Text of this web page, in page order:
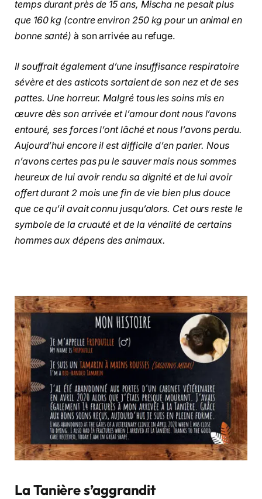
temps durant près de 15 ans, Mischa ne pesait plus
que 160 kg (contre environ 250 kg pour un animal en
bonne santé) à son arrivée au refuge.
Il souffrait également d’une insuffisance respiratoire
sévère et des asticots sortaient de son nez et de ses
pattes. Une horreur. Malgré tous les soins mis en
œuvre dès son arrivée et l’amour dont nous l’avons
entouré, ses forces l’ont lâché et nous l’avons perdu.
Aujourd’hui encore il est difficile d’en parler. Nous
n’avons certes pas pu le sauver mais nous sommes
heureux de lui avoir rendu sa dignité et de lui avoir
offert durant 2 mois une fin de vie bien plus douce
que ce qu’il avait connu jusqu’alors. Cet ours reste le
symbole de la cruauté et de la vénalité de certains
hommes aux dépens des animaux.
La Tanière s’aggrandit